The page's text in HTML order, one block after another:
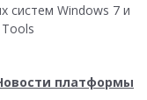
систем Windows 7 и
платформы